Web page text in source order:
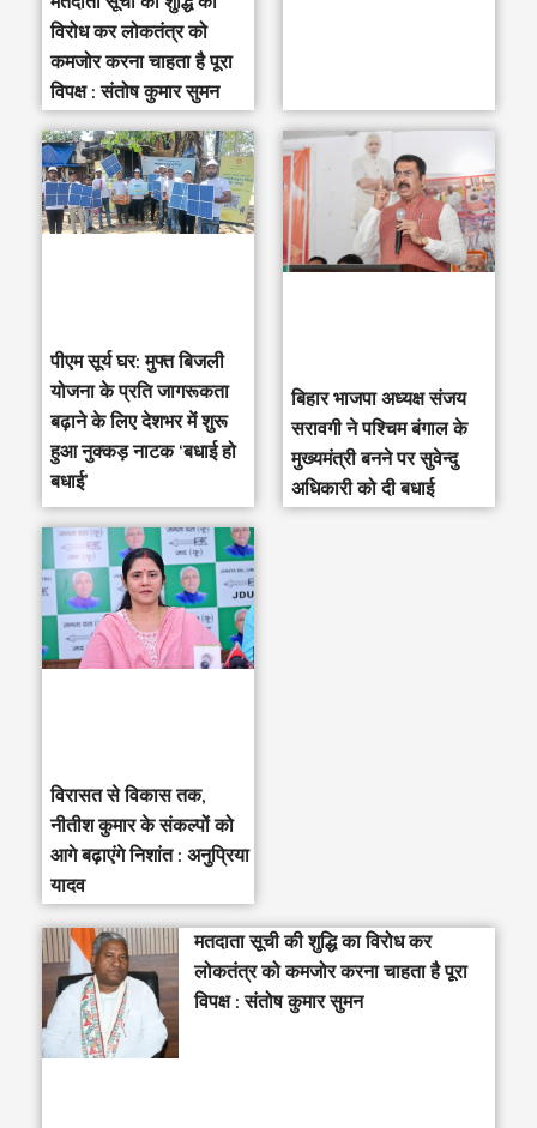
विरोध कर लोकतंत्र को
कमजोर करना चाहता है पूरा
विपक्ष : संतोष कुमार सुमन
पीएम सूर्य घर: मुफ्त बिजली
योजना के प्रति जागरूकता
बढ़ाने के लिए देशभर में शुरू
हुआ नुक्कड़ नाटक ‘बधाई हो
बधाई’
‎बिहार भाजपा अध्यक्ष संजय
सरावगी ने पश्चिम बंगाल के
मुख्यमंत्री बनने पर सुवेन्दु
अधिकारी को दी बधाई
विरासत से विकास तक,
नीतीश कुमार के संकल्पों को
आगे बढ़ाएंगे निशांत : अनुप्रिया
यादव
मतदाता सूची की शुद्धि का विरोध कर
लोकतंत्र को कमजोर करना चाहता है पूरा
विपक्ष : संतोष कुमार सुमन